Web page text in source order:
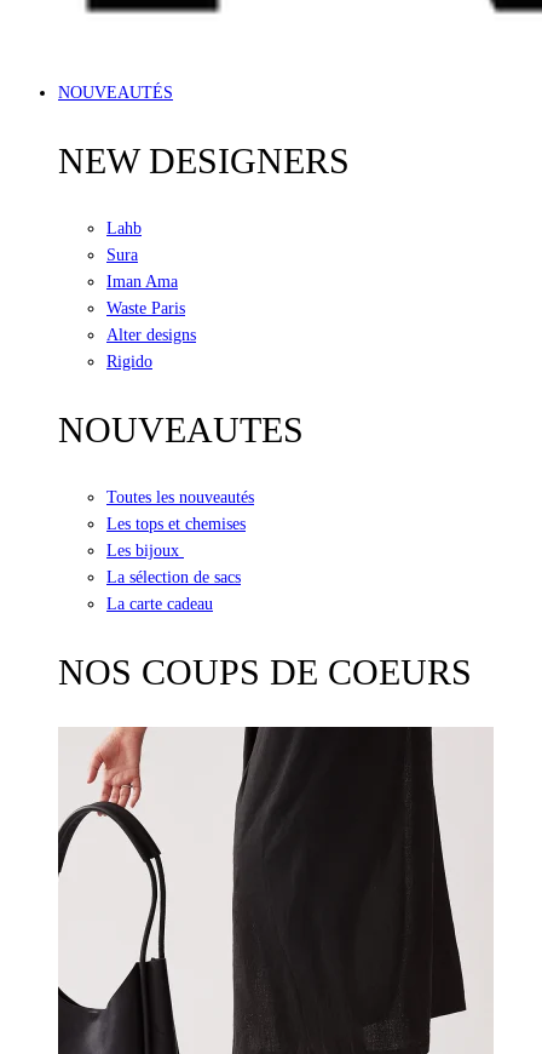
NOUVEAUTÉS
NEW DESIGNERS
Lahb
Sura
Iman Ama
Waste Paris
Alter designs
Rigido
NOUVEAUTES
Toutes les nouveautés
Les tops et chemises
Les bijoux
La sélection de sacs
La carte cadeau
NOS COUPS DE COEURS